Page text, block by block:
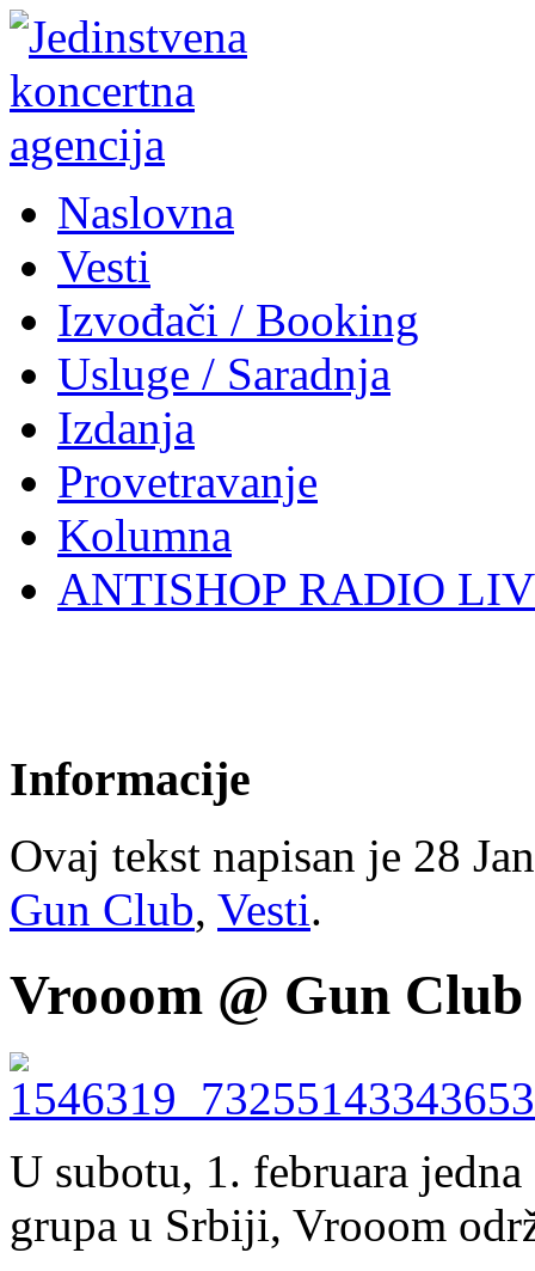
Naslovna
Vesti
Izvođači / Booking
Usluge / Saradnja
Izdanja
Provetravanje
Kolumna
ANTISHOP RADIO
Informacije
Ovaj tekst napisan je 28
Gun Club, Vesti.
Vrooom @ Gun Club
U subotu, 1. februara
grupa u Srbiji, Vrooom